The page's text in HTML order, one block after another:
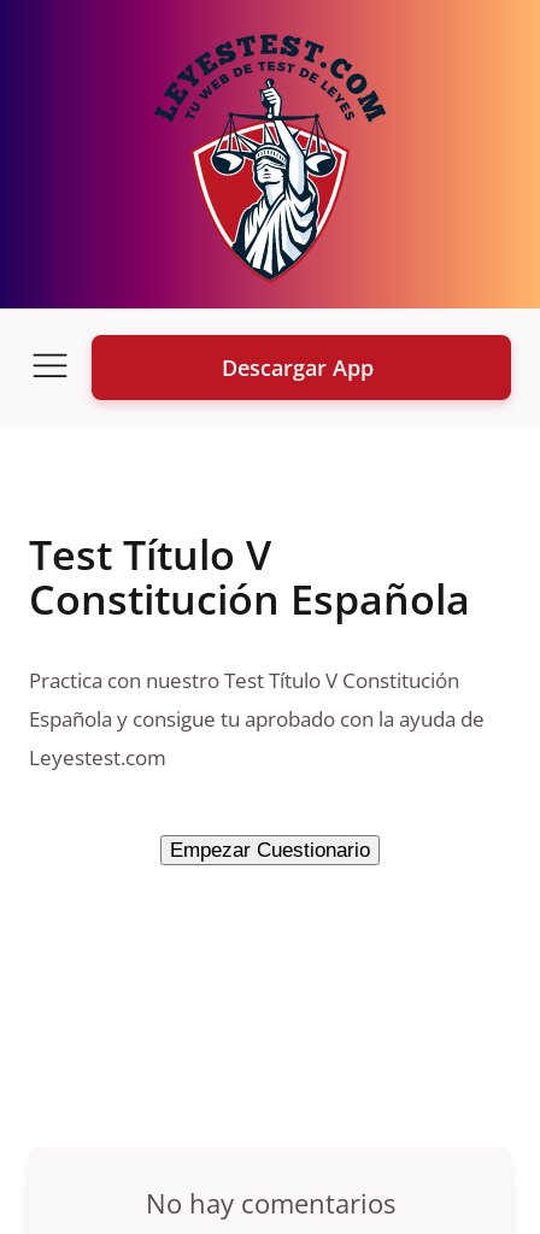
Descargar App
Test Título V
Constitución Española
Practica con nuestro Test Título V Constitución
Española y consigue tu aprobado con la ayuda de
Leyestest.com
No hay comentarios